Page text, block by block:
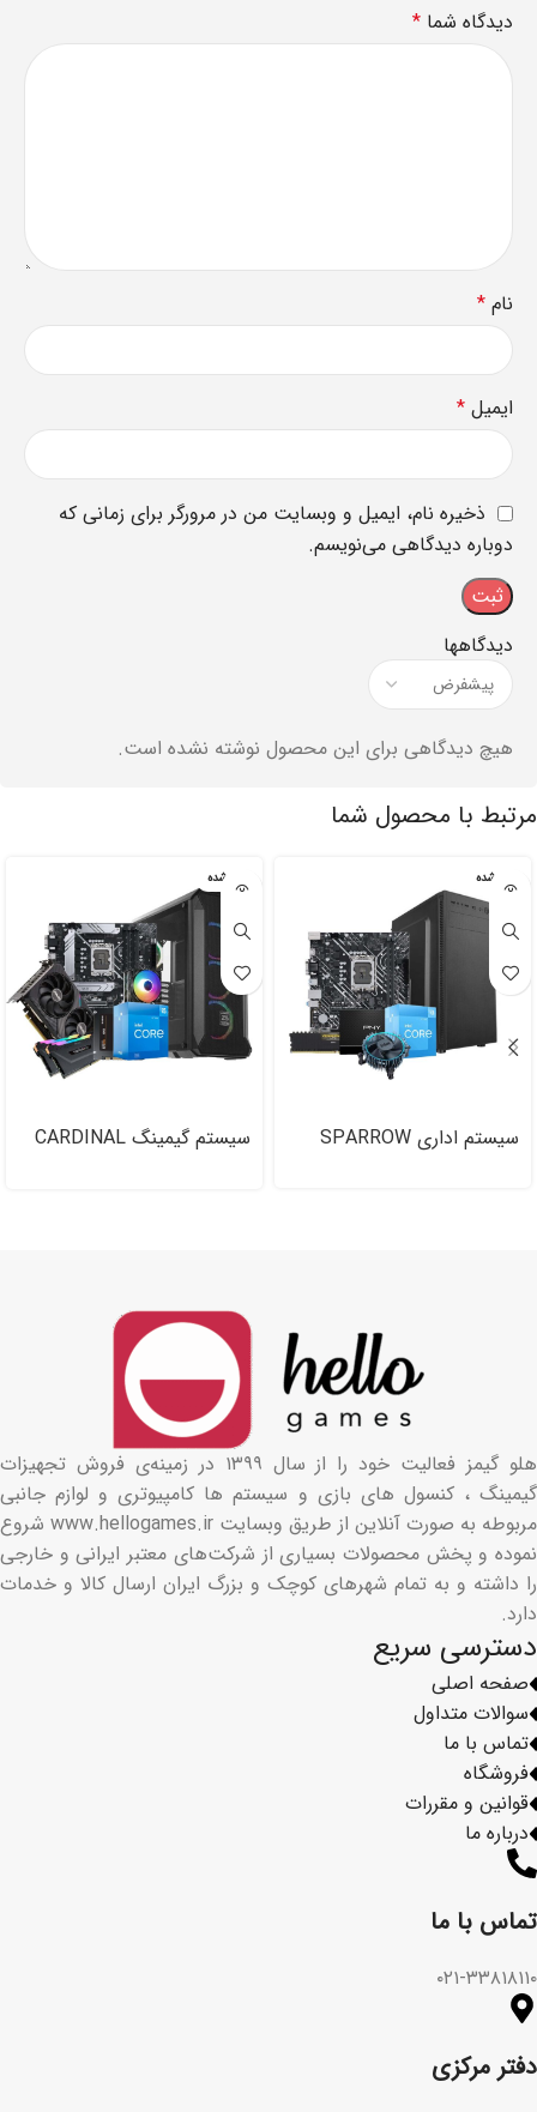
دیدگاهها
هیچ دیدگاهی برای این محصول نوشته نشده است.
دیدگاه شما *
نام *
ایمیل *
ذخیره نام، ایمیل و وبسایت من در مرورگر برای زمانی که
دوباره دیدگاهی می‌نویسم.
مرتبط با محصول شما
تمام شده
سیستم اداری SPARROW
تمام شده
سیستم گیمینگ CARDINAL
تماس با ما​
۰۲۱-۳۳۸۱۸۱۱۰
دفتر مرکزی
فروشگاه
قوانین و مقررات
درباره ما
دسترسی سریع
صفحه اصلی
سوالات متداول
تماس با ما
هلو گیمز فعالیت خود را از سال ۱۳۹۹ در زمینه‌ی فروش تجهیزات
گیمینگ ، کنسول های بازی و سیستم ها کامپیوتری و لوازم جانبی
مربوطه به صورت آنلاین از طریق وبسایت www.hellogames.ir شروع
نموده و پخش محصولات بسیاری از شرکت‌های معتبر ایرانی و خارجی
را داشته و به تمام شهرهای کوچک و بزرگ ایران ارسال کالا و خدمات
دارد.